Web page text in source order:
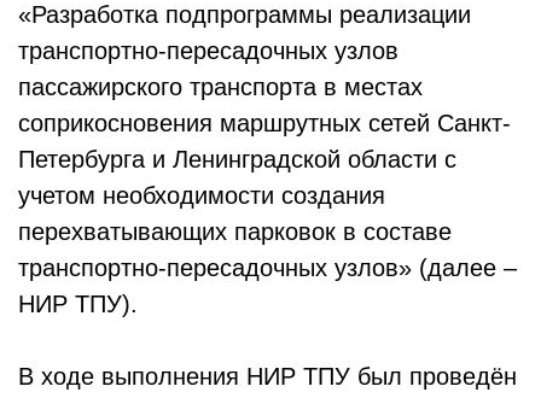
«Разработка подпрограммы реализации
транспортно-пересадочных узлов
пассажирского транспорта в местах
соприкосновения маршрутных сетей Санкт-
Петербурга и Ленинградской области с
учетом необходимости создания
перехватывающих парковок в составе
транспортно-пересадочных узлов» (далее –
НИР ТПУ).
В ходе выполнения НИР ТПУ был проведён